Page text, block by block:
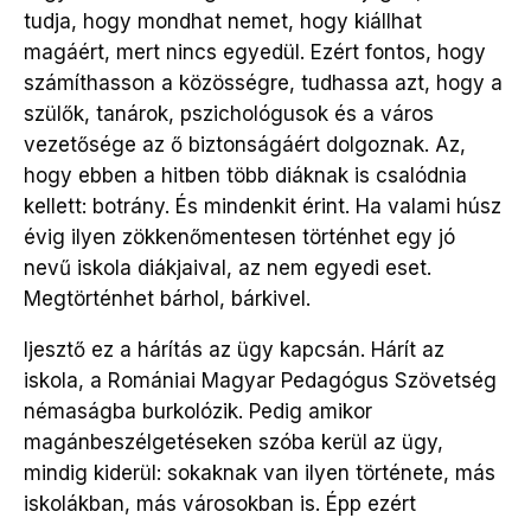
tudja, hogy mondhat nemet, hogy kiállhat
magáért, mert nincs egyedül. Ezért fontos, hogy
számíthasson a közösségre, tudhassa azt, hogy a
szülők, tanárok, pszichológusok és a város
vezetősége az ő biztonságáért dolgoznak. Az,
hogy ebben a hitben több diáknak is csalódnia
kellett: botrány. És mindenkit érint. Ha valami húsz
évig ilyen zökkenőmentesen történhet egy jó
nevű iskola diákjaival, az nem egyedi eset.
Megtörténhet bárhol, bárkivel.
Ijesztő ez a hárítás az ügy kapcsán. Hárít az
iskola, a Romániai Magyar Pedagógus Szövetség
némaságba burkolózik. Pedig amikor
magánbeszélgetéseken szóba kerül az ügy,
mindig kiderül: sokaknak van ilyen története, más
iskolákban, más városokban is. Épp ezért